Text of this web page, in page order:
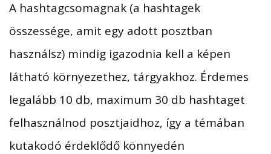
A hashtagcsomagnak (a hashtagek
összessége, amit egy adott posztban
használsz) mindig igazodnia kell a képen
látható környezethez, tárgyakhoz. Érdemes
legalább 10 db, maximum 30 db hashtaget
felhasználnod posztjaidhoz, így a témában
kutakodó érdeklődő könnyedén